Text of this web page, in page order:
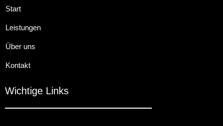
Start
Leistungen
Über uns
Kontakt
Wichtige Links